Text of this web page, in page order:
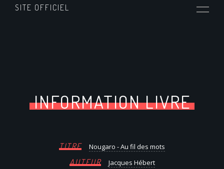
SITE OFFICIEL
INFORMATION LIVRE
TITRE Nougaro - Au fil des mots
AUTEUR Jacques Hébert